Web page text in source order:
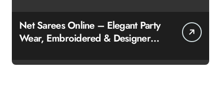
Net Sarees Online – Elegant Party
Wear, Embroidered & Designer